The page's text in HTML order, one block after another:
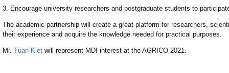
3. Encourage university researchers and postgraduate students to
The academic partnership will create a great platform for researchers,
their experience and acquire the knowledge needed for practical purposes.
Mr. Tuan Kiet will represent MDI interest at the AGRICO 2021.